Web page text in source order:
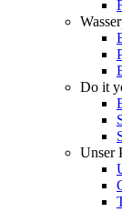
Do it
Unser